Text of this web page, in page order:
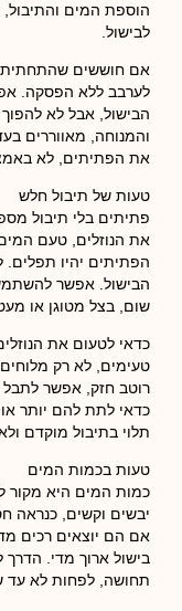
הוספת המים
לבישול.
אם חוששים
לערבב ללא הפסקה.
הבישול, אבל לא
והמנוחה, מאווררים
את הפתיתים, לא
טעות של תיבול חלש
פתיתים בלי תיבול
את הנוזלים, טעם
הפתיתים יהיו תפלים.
הבישול. אפשר
שום, בצל מטוגן או
כדאי לטעום את
טעימים, לא רק
רוטב חזק, אפשר לתבל
כדאי לתת להם יותר
תלוי בתיבול מוקדם
טעות בכמות המים
כמות המים היא מקור
יבשים וקשים, כנראה
אם הם יוצאים רכים
בישול ארוך מדי.
תחושה, לפחות לא עד